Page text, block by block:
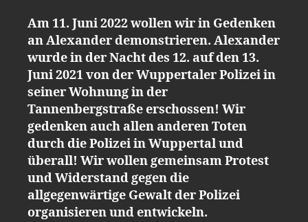
Am 11. Juni 2022 wollen wir in Gedenken
an Alexander demonstrieren. Alexander
wurde in der Nacht des 12. auf den 13.
Juni 2021 von der Wuppertaler Polizei in
seiner Wohnung in der
Tannenbergstraße erschossen! Wir
gedenken auch allen anderen Toten
durch die Polizei in Wuppertal und
überall! Wir wollen gemeinsam Protest
und Widerstand gegen die
allgegenwärtige Gewalt der Polizei
organisieren und entwickeln.